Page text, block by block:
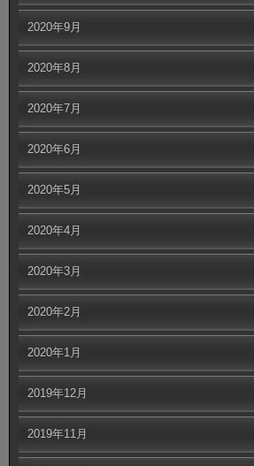
2020年9月
2020年8月
2020年7月
2020年6月
2020年5月
2020年4月
2020年3月
2020年2月
2020年1月
2019年12月
2019年11月